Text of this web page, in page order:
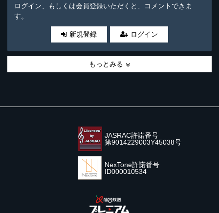
ログイン、もしくは会員登録いただくと、コメントできま
す。
新規登録 ログイン
もっとみる
JASRAC許諾番号
第9014229003Y45038号
NexTone許諾番号
ID000010534